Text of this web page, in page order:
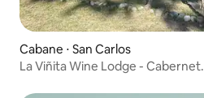
Cabane ⋅ San Carlos
La Viñita Wine Lodge - Cabernet.